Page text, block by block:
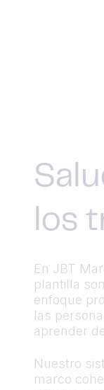
los
En JBT
plantilla
enfoque
las
aprender
Nuestro
marco